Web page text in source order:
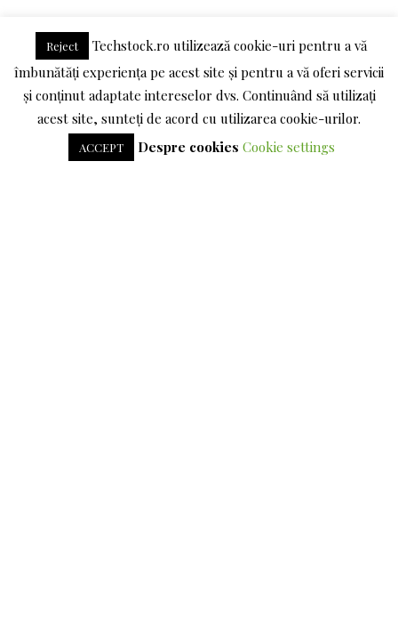
LINKEDIN
TERMENI SI CONDITII POLITICA DE CONFIDENTIALITATE
DESPRE COOKIES
Reject
Techstock.ro utilizează cookie-uri pentru a vă
îmbunătăți experiența pe acest site și pentru a vă oferi servicii
și conținut adaptate intereselor dvs. Continuând să utilizați
acest site, sunteți de acord cu utilizarea cookie-urilor.
ACCEPT Despre cookies Cookie settings